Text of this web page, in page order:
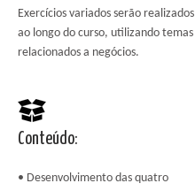
Exercícios variados serão realizados
ao longo do curso, utilizando temas
relacionados a negócios.
Conteúdo:
• Desenvolvimento das quatro